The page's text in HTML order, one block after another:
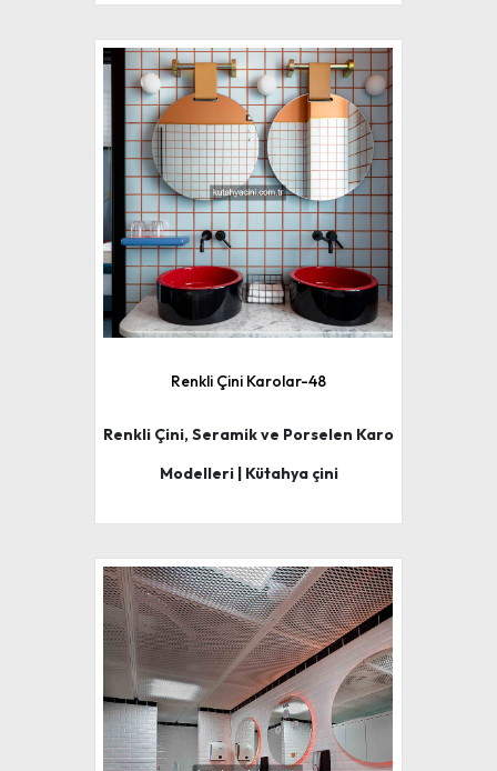
Renkli Çini Karolar-48
Renkli Çini, Seramik ve Porselen Karo
Modelleri | Kütahya çini